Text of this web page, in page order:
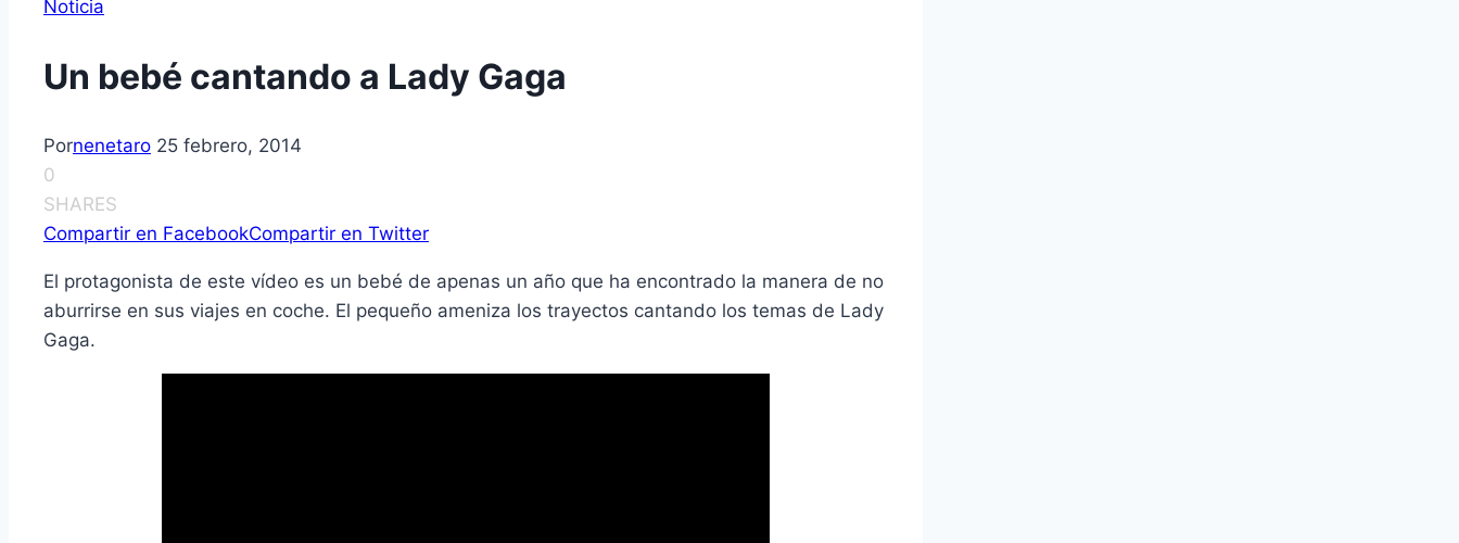
Noticia
Un bebé cantando a Lady Gaga
Pornenetaro 25 febrero, 2014
0
SHARES
Compartir en FacebookCompartir en Twitter
El protagonista de este vídeo es un bebé de apenas un año que ha encontrado la manera de no
aburrirse en sus viajes en coche. El pequeño ameniza los trayectos cantando los temas de Lady
Gaga.